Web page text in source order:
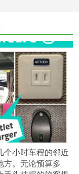
个小时车程的邻近
方。无论预算多